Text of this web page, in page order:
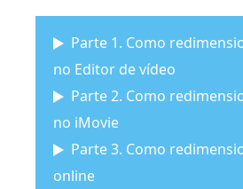
Parte 1. Como
no Editor de vídeo
Parte 2. Como
no iMovie
Parte 3. Como
online